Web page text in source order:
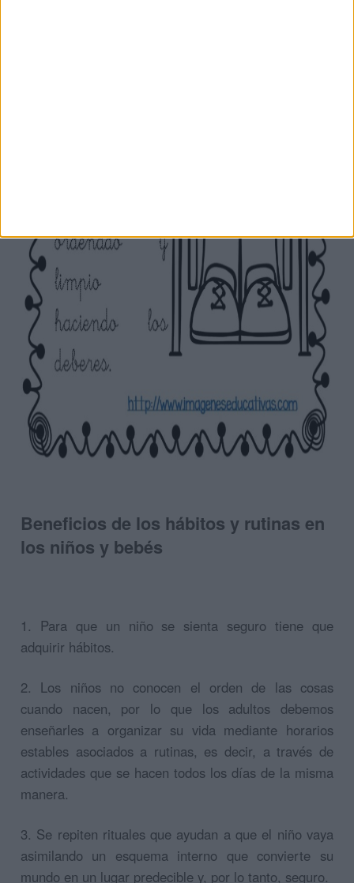
Beneficios de los hábitos y rutinas en
los niños y bebés
1. Para que un niño se sienta seguro tiene que
adquirir hábitos.
2. Los niños no conocen el orden de las cosas
cuando nacen, por lo que los adultos debemos
enseñarles a organizar su vida mediante horarios
estables asociados a rutinas, es decir, a través de
actividades que se hacen todos los días de la misma
manera.
3. Se repiten rituales que ayudan a que el niño vaya
asimilando un esquema interno que convierte su
mundo en un lugar predecible y, por lo tanto, seguro.